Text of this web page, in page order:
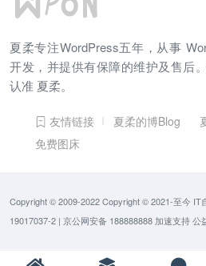
夏柔专注WordPress五年，从事
开发，并提供有保障的维护及售后
认准 夏柔。
友情链接 夏柔的博Blog
免费图床
Copyright © 2009-2022 Copyright © 2021-至今 IT
19017037-2 | 京公网安备 188888888加速支持公